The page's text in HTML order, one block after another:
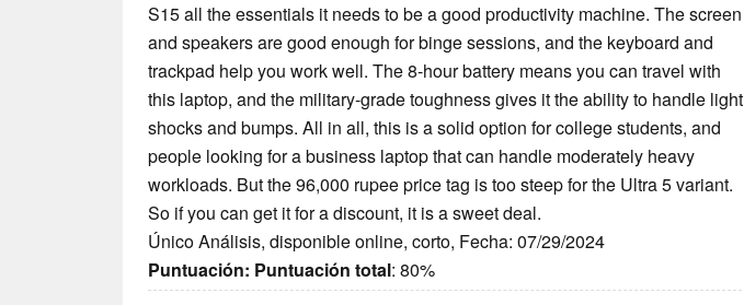
S15 all the essentials it needs to be a good productivity machine. The screen
and speakers are good enough for binge sessions, and the keyboard and
trackpad help you work well. The 8-hour battery means you can travel with
this laptop, and the military-grade toughness gives it the ability to handle light
shocks and bumps. All in all, this is a solid option for college students, and
people looking for a business laptop that can handle moderately heavy
workloads. But the 96,000 rupee price tag is too steep for the Ultra 5 variant.
So if you can get it for a discount, it is a sweet deal.
Único Análisis, disponible online, corto, Fecha: 07/29/2024
Puntuación: Puntuación total: 80%